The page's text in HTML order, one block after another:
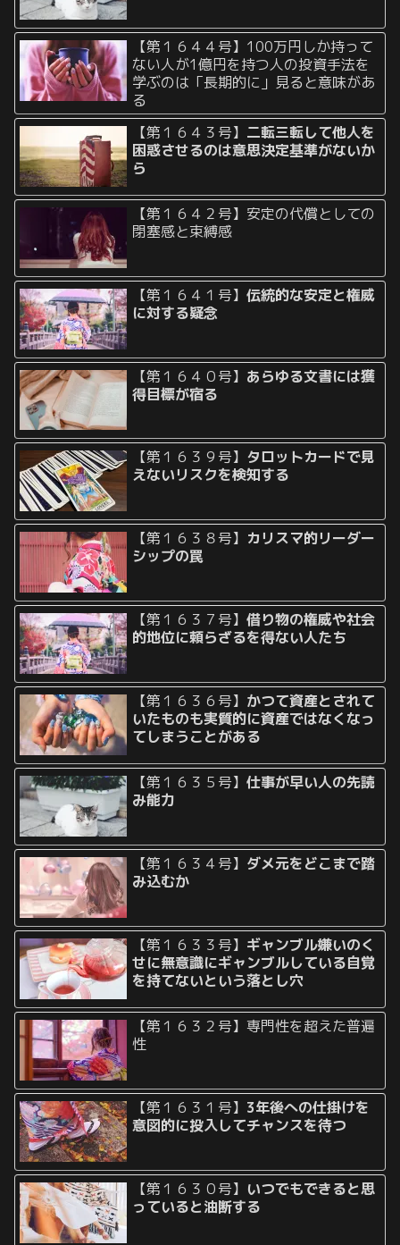
【第１６４４号】100万円しか持って
ない人が1億円を持つ人の投資手法を
学ぶのは「長期的に」見ると意味があ
る
【第１６４３号】 二転三転して他人を
困惑させるのは意思決定基準がないか
ら
【第１６４２号】安定の代償としての
閉塞感と束縛感
【第１６４１号】伝統的な安定と権威
に対する疑念
【第１６４０号】 あらゆる文書には獲
得目標が宿る
【第１６３９号】 タロットカードで見
えないリスクを検知する
【第１６３８号】 カリスマ的リーダー
シップの罠
【第１６３７号】借り物の権威や社会
的地位に頼らざるを得ない人たち
【第１６３６号】 かつて資産とされて
いたものも実質的に資産ではなくなっ
てしまうことがある
【第１６３５号】仕事が早い人の先読
み能力
【第１６３４号】 ダメ元をどこまで踏
み込むか
【第１６３３号】 ギャンブル嫌いのく
せに無意識にギャンブルしている自覚
を持てないという落とし穴
【第１６３２号】専門性を超えた普遍
性
【第１６３１号】 3年後への仕掛けを
意図的に投入してチャンスを待つ
【第１６３０号】 いつでもできると思
っていると油断する